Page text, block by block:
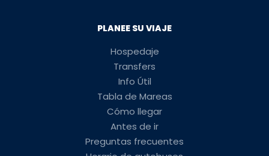
PLANEE SU VIAJE
Hospedaje
Transfers
Info Útil
Tabla de Mareas
Cómo llegar
Antes de ir
Preguntas frecuentes